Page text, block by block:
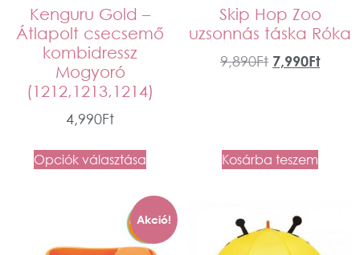
Kenguru Gold –
Átlapolt csecsemő
kombidressz
Mogyoró
(1212,1213,1214)
4,990Ft
Opciók választása
Skip Hop Zoo
uzsonnás táska Róka
9,890Ft 7,990Ft
Kosárba teszem
Akció!